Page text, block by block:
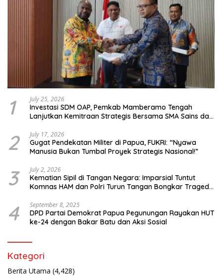
1 July 25, 2026
Investasi SDM OAP, Pemkab Mamberamo Tengah
Lanjutkan Kemitraan Strategis Bersama SMA Sains dan
2 July 17, 2026
Gugat Pendekatan Militer di Papua, FUKRI: “Nyawa
Manusia Bukan Tumbal Proyek Strategis Nasional!”
3 July 2, 2026
Kematian Sipil di Tangan Negara: Imparsial Tuntut
Komnas HAM dan Polri Turun Tangan Bongkar Tragedi
4 September 8, 2025
DPD Partai Demokrat Papua Pegunungan Rayakan HUT
ke-24 dengan Bakar Batu dan Aksi Sosial
Kategori
Berita Utama (4,428)